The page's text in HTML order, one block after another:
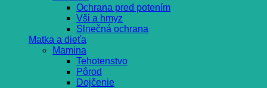
Ochrana pred potením
Vši a hmyz
Slnečná ochrana
Matka a dieťa
Mamina
Tehotenstvo
Pôrod
Dojčenie